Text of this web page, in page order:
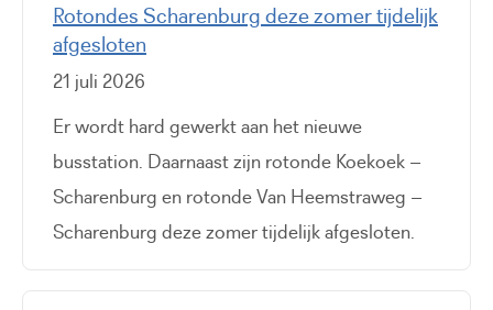
Rotondes Scharenburg deze zomer tijdelijk
afgesloten
21 juli 2026
Er wordt hard gewerkt aan het nieuwe
busstation. Daarnaast zijn rotonde Koekoek –
Scharenburg en rotonde Van Heemstraweg –
Scharenburg deze zomer tijdelijk afgesloten.